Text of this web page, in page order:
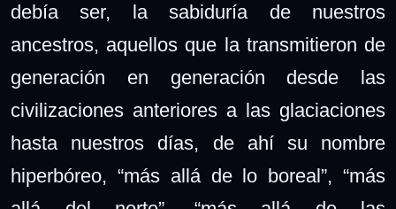
debía ser, la sabiduría de nuestros
ancestros, aquellos que la transmitieron de
generación en generación desde las
civilizaciones anteriores a las glaciaciones
hasta nuestros días, de ahí su nombre
hiperbóreo, “más allá de lo boreal”, “más